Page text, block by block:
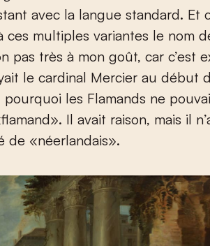
avec la langue standard. Et
ces multiples variantes le nom
pas très à mon goût, car c’est
le cardinal Mercier au début
les Flamands ne
Il avait raison, mais il
de «néerlandais».